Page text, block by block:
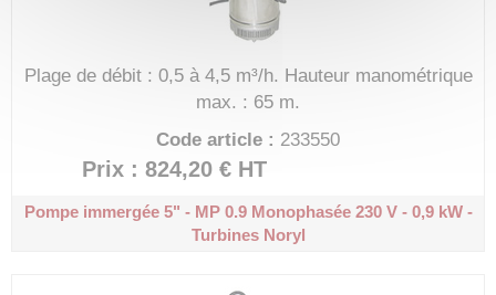
Plage de débit : 0,5 à 4,5 m³/h. Hauteur manométrique
max. : 65 m.
Code article : 233550
Prix : 824,20 € HT
Pompe immergée 5" - MP 0.9Monophasée 230 V - 0,9 kW -
Turbines Noryl